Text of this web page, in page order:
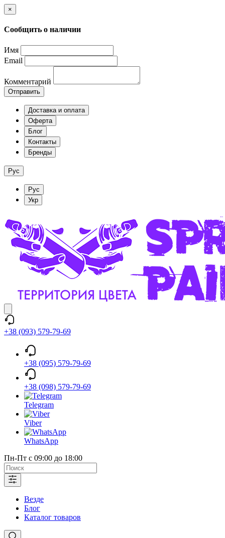
×
Сообщить о наличии
Имя
Email
Комментарий
Отправить
Доставка и оплата
Оферта
Блог
Контакты
Бренды
Рус
Рус
Укр
+38 (093) 579-79-69
+38 (095) 579-79-69
+38 (098) 579-79-69
Telegram
Viber
WhatsApp
Пн-Пт с 09:00 до 18:00
Везде
Блог
Каталог товаров